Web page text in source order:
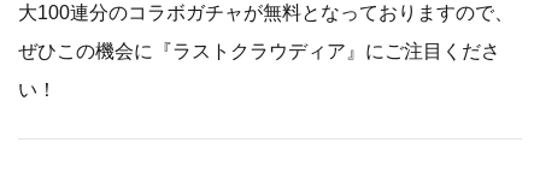
大100連分のコラボガチャが無料となっておりますので、
ぜひこの機会に『ラストクラウディア』にご注目くださ
い！